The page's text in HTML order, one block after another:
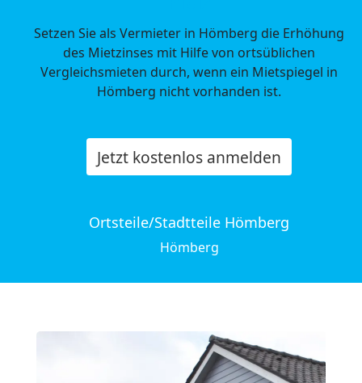
Setzen Sie als Vermieter in Hömberg die Erhöhung
des Mietzinses mit Hilfe von ortsüblichen
Vergleichsmieten durch, wenn ein Mietspiegel in
Hömberg nicht vorhanden ist.
Jetzt kostenlos anmelden
Ortsteile/Stadtteile Hömberg
Hömberg